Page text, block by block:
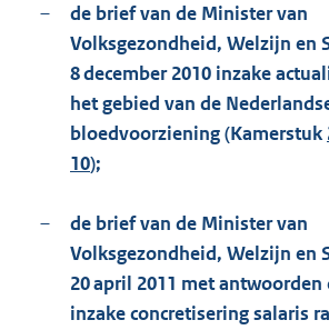
–
de brief van de Minister van
Volksgezondheid, Welzijn en
8 december 2010 inzake
het gebied van de
bloedvoorziening (Kamerstuk
10);
–
de brief van de Minister van
Volksgezondheid, Welzijn en
20 april 2011 met antwoorden
inzake concretisering salaris